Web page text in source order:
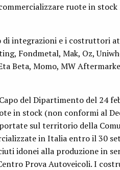
ruote in
di integrazioni e i costruttori
Fondmetal, Mak, Oz,
Beta, Momo, MW
del Dipartimento del 24
in stock (non conformi al
sul territorio della
in Italia entro il 30
idonei alla produzione in
Prova Autoveicoli. I